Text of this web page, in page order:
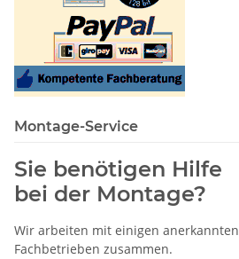
Montage-Service
Sie benötigen Hilfe
bei der Montage?
Wir arbeiten mit einigen anerkannten
Fachbetrieben zusammen.